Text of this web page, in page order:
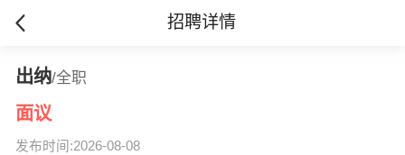
招聘详情
出纳/全职
面议
发布时间:2026-08-08